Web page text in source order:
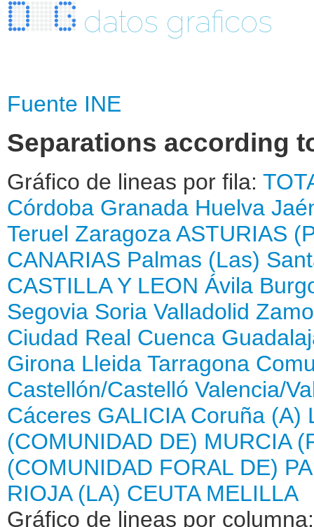
datos graficos
Fuente INE
Separations according
Gráfico de lineas por fila:
Córdoba Granada Huelva
Teruel ZaragozaASTURIAS
CANARIAS Palmas (Las)
CASTILLA Y LEON Ávila
Segovia Soria Valladolid
Ciudad Real Cuenca
Girona Lleida Tarragona
Castellón/Castelló Valencia/
Cáceres GALICIA Coruña (A)
(COMUNIDAD DE) MURCIA
(COMUNIDAD FORAL DE)
RIOJA (LA) CEUTA MELILLA
Gráfico de lineas por